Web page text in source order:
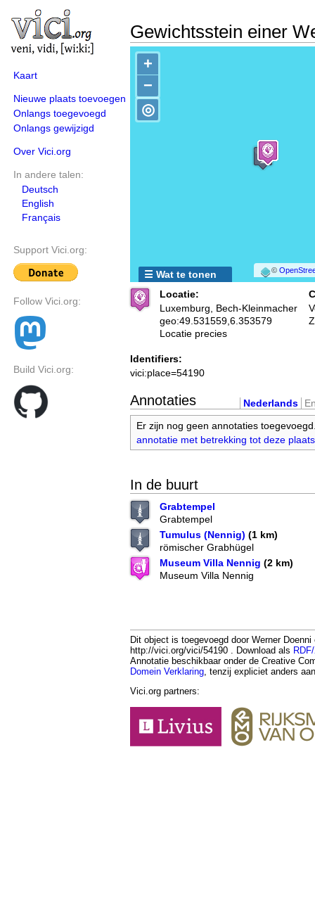
Kaart
Nieuwe plaats toevoegen
Onlangs toegevoegd
Onlangs gewijzigd
Over Vici.org
In andere talen:
Deutsch
English
Français
Support Vici.org:
Follow Vici.org:
Build Vici.org:
Gewichtsstein einer
+
−
©
◎
☰ Wat te tonen
Locatie:
Luxemburg, Bech-Kleinmacher
geo:49.531559,6.353579
Locatie precies
Identifiers:
vici:place=54190
Annotaties Nederlands
Er zijn nog geen annotaties
annotatie met betrekking tot deze
In de buurt
Grabtempel
Grabtempel
Tumulus (Nennig) (1 km)
römischer Grabhügel
Museum Villa Nennig (2 km)
Museum Villa Nennig
Dit object is toegevoegd door Werner
http://vici.org/vici/54190 . Download als
Annotatie beschikbaar onder de Creative
Domein Verklaring, tenzij expliciet anders
Vici.org partners: